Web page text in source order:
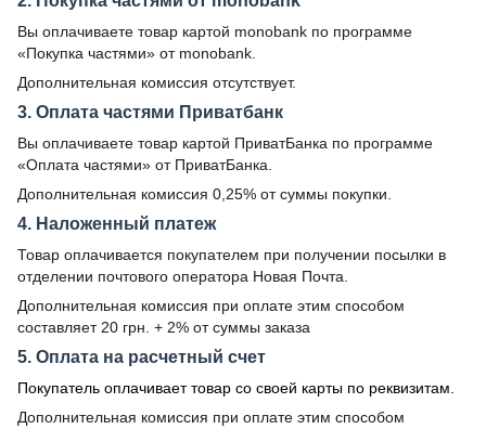
Вы оплачиваете товар картой monobank по программе
«Покупка частями» от monobank.
Дополнительная комиссия отсутствует.
3. Оплата частями Приватбанк
Вы оплачиваете товар картой ПриватБанка по программе
«Оплата частями» от ПриватБанка.
Дополнительная комиссия 0,25% от суммы покупки.
4. Наложенный платеж
Товар оплачивается покупателем при получении посылки в
отделении почтового оператора Новая Почта.
Дополнительная комиссия при оплате этим способом
составляет 20 грн. + 2% от суммы заказа
5. Оплата на расчетный счет
Покупатель оплачивает товар со своей карты по реквизитам.
Дополнительная комиссия при оплате этим способом